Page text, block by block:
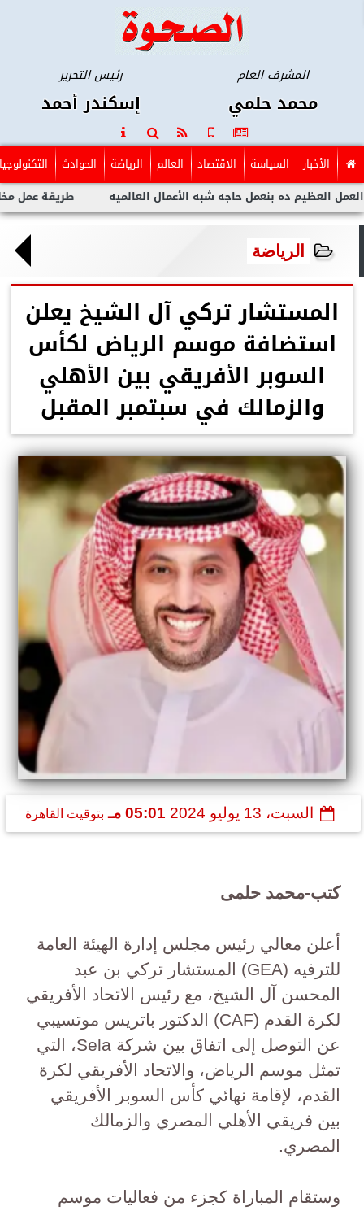
المشرف العام
محمد حلمي
رئيس التحرير
إسكندر أحمد
الأخبار السياسة الاقتصاد العالم الرياضة الحوادث التكنولوجيا
طريقة عمل مخلل ده بنعمل حاجه شبه الأعمال العالميه
الرياضة
المستشار تركي آل الشيخ يعلن
استضافة موسم الرياض لكأس
السوبر الأفريقي بين الأهلي
والزمالك في سبتمبر المقبل
السبت، 13 يوليو 2024 05:01 مـ بتوقيت القاهرة
كتب-محمد حلمى
أعلن معالي رئيس مجلس إدارة الهيئة العامة
للترفيه (GEA) المستشار تركي بن عبد
المحسن آل الشيخ، مع رئيس الاتحاد الأفريقي
لكرة القدم (CAF) الدكتور باتريس موتسيبي
عن التوصل إلى اتفاق بين شركة Sela، التي
تمثل موسم الرياض، والاتحاد الأفريقي لكرة
القدم، لإقامة نهائي كأس السوبر الأفريقي
بين فريقي الأهلي المصري والزمالك
المصري.
وستقام المباراة كجزء من فعاليات موسم